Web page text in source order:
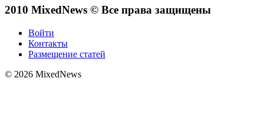
2010 MixedNews © Все права защищены
Войти
Контакты
Размещение статей
© 2026 MixedNews